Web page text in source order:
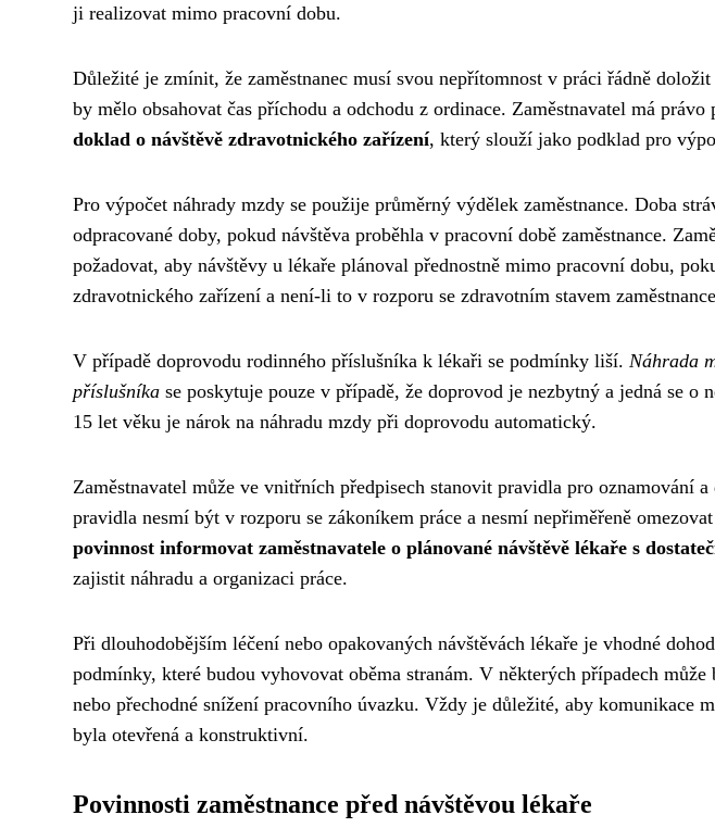
ji realizovat mimo pracovní dobu.
Důležité je zmínit, že zaměstnanec musí svou nepřítomnost v práci řádně
by mělo obsahovat čas příchodu a odchodu z ordinace. Zaměstnavatel má
doklad o návštěvě zdravotnického zařízení, který slouží jako podklad pro
Pro výpočet náhrady mzdy se použije průměrný výdělek zaměstnance. Doba
odpracované doby, pokud návštěva proběhla v pracovní době zaměstnance.
požadovat, aby návštěvy u lékaře plánoval přednostně mimo pracovní dobu,
zdravotnického zařízení a není-li to v rozporu se zdravotním stavem
V případě doprovodu rodinného příslušníka k lékaři se podmínky liší. Náhrada
příslušníka se poskytuje pouze v případě, že doprovod je nezbytný a jedná se
15 let věku je nárok na náhradu mzdy při doprovodu automatický.
Zaměstnavatel může ve vnitřních předpisech stanovit pravidla pro oznamování
pravidla nesmí být v rozporu se zákoníkem práce a nesmí nepřiměřeně
povinnost informovat zaměstnavatele o plánované návštěvě lékaře s
zajistit náhradu a organizaci práce.
Při dlouhodobějším léčení nebo opakovaných návštěvách lékaře je vhodné
podmínky, které budou vyhovovat oběma stranám. V některých případech
nebo přechodné snížení pracovního úvazku. Vždy je důležité, aby komunikace
byla otevřená a konstruktivní.
Povinnosti zaměstnance před návštěvou lékaře